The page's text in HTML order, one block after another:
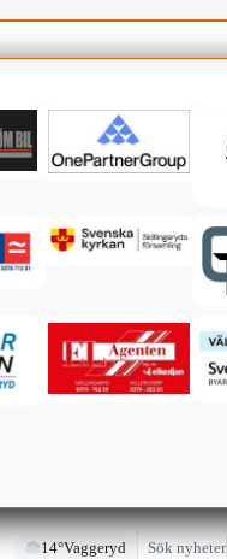
14°Vaggeryd Sök nyheter